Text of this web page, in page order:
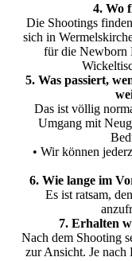
4. Wo
Die Shootings
sich in
für die Newborn
5. Was passiert,
Das ist völlig
Umgang mit
• Wir können
6. Wie lange im
Es ist ratsam,
7. Erhalten
Nach dem Shooting
zur Ansicht. Je nach